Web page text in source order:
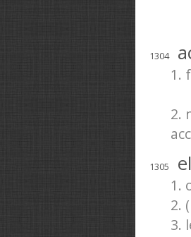
1304
1.
2.
1305
1.
2.
3.